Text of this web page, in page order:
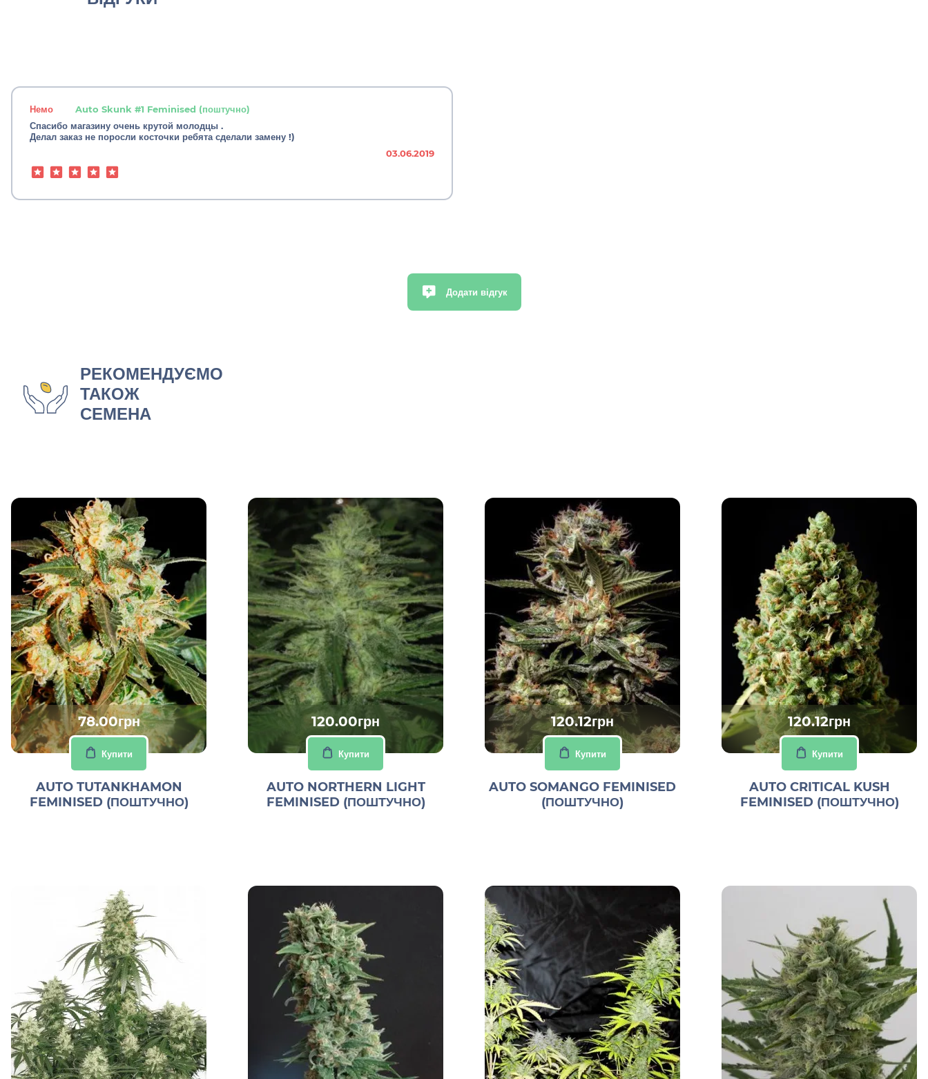
Немо
Auto Skunk #1 Feminised (поштучно)
Спасибо магазину очень крутой молодцы .
Делал заказ не поросли косточки ребята сделали замену !)
03.06.2019
Додати відгук
РЕКОМЕНДУЄМО
ТАКОЖ
СЕМЕНА
78.00грн
Купити
AUTO TUTANKHAMON
FEMINISED (ПОШТУЧНО)
120.00грн
Купити
AUTO NORTHERN LIGHT
FEMINISED (ПОШТУЧНО)
120.12грн
Купити
AUTO SOMANGO FEMINISED
(ПОШТУЧНО)
120.12грн
Купити
AUTO CRITICAL KUSH
FEMINISED (ПОШТУЧНО)